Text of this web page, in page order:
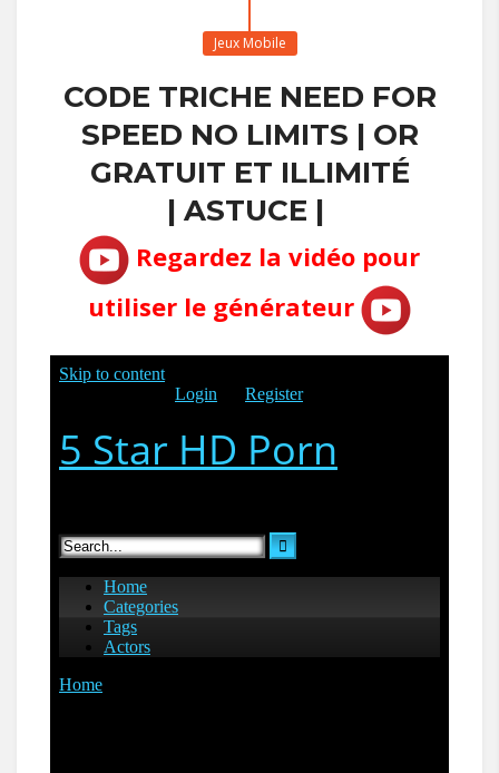
Jeux Mobile
CODE TRICHE NEED FOR
SPEED NO LIMITS | OR
GRATUIT ET ILLIMITÉ
| ASTUCE |
Regardez la vidéo pour
utiliser le générateur